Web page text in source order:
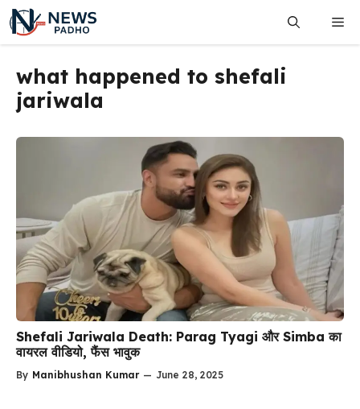
Skip
to
content
what happened to shefali
jariwala
Shefali Jariwala Death: Parag Tyagi और Simba का
वायरल वीडियो, फैंस भावुक
By Manibhushan Kumar — June 28, 2025